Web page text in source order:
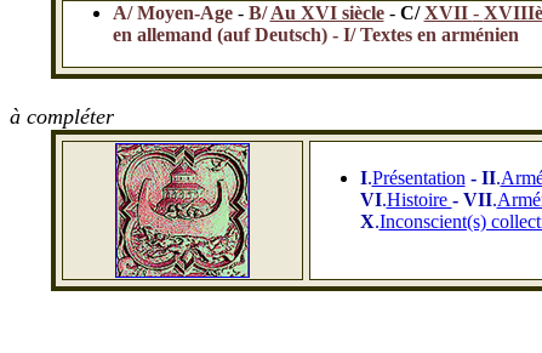
A/ Moyen-Age- B/Au XVI siècle- C/XVII -
en allemand (auf Deutsch) - I/ Textes en arménien
à compléter
I.Présentation - II.
VI.Histoire - VII.
X.Inconscient(s)